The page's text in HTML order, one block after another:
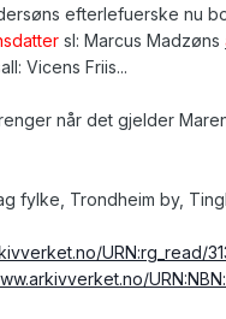
efterlefuerske nu
sl: Marcus Madzøns
Vicens Friis...
når det gjelder
fylke, Trondheim by,
URN:rg_read/